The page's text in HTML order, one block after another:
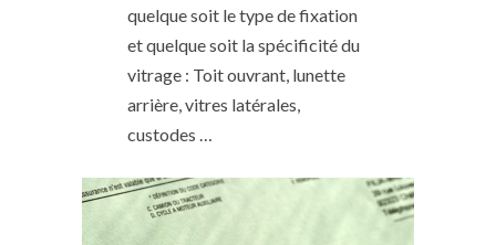
quelque soit le type de fixation
et quelque soit la spécificité du
vitrage : Toit ouvrant, lunette
arrière, vitres latérales,
custodes …